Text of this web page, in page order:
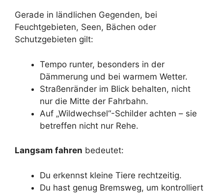
Gerade in ländlichen Gegenden, bei
Feuchtgebieten, Seen, Bächen oder
Schutzgebieten gilt:
Tempo runter, besonders in der
Dämmerung und bei warmem Wetter.
Straßenränder im Blick behalten, nicht
nur die Mitte der Fahrbahn.
Auf „Wildwechsel“-Schilder achten – sie
betreffen nicht nur Rehe.
Langsam fahren bedeutet:
Du erkennst kleine Tiere rechtzeitig.
Du hast genug Bremsweg, um kontrolliert